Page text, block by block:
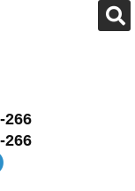
266
266